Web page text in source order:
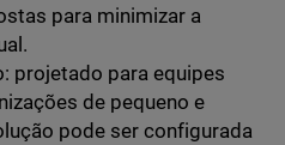
para minimizar a
projetado para equipes
de pequeno e
pode ser configurada